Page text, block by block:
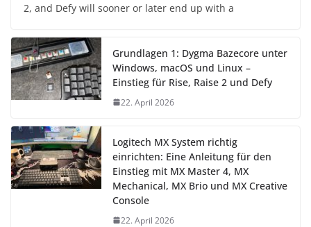
2, and Defy will sooner or later end up with a
Grundlagen 1: Dygma Bazecore unter
Windows, macOS und Linux –
Einstieg für Rise, Raise 2 und Defy
22. April 2026
Logitech MX System richtig
einrichten: Eine Anleitung für den
Einstieg mit MX Master 4, MX
Mechanical, MX Brio und MX Creative
Console
22. April 2026